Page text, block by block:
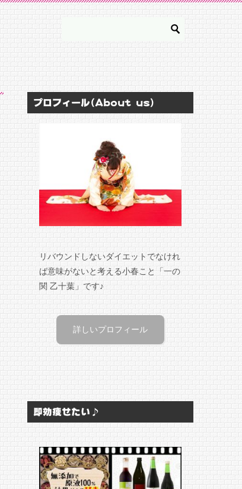
プロフィール(About us)
リバウンドしないダイエットでなけれ
ば意味がないと考える小春こと「一の
関 乙十葉」です♪
詳しいプロフィール
即効痩せたい♪